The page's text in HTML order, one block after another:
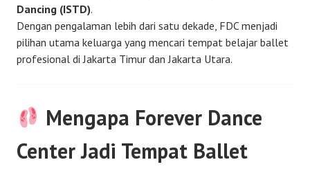
Dancing (ISTD).
Dengan pengalaman lebih dari satu dekade, FDC menjadi
pilihan utama keluarga yang mencari tempat belajar ballet
profesional di Jakarta Timur dan Jakarta Utara.
Mengapa Forever Dance
Center Jadi Tempat Ballet